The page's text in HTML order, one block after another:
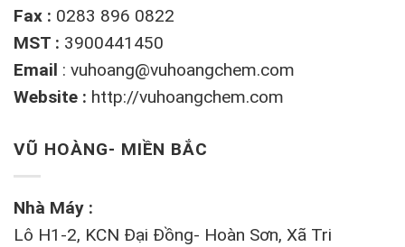
Fax : 0283 896 0822
MST : 3900441450
Email : vuhoang@vuhoangchem.com
Website : http://vuhoangchem.com
VŨ HOÀNG- MIỀN BẮC
Nhà Máy :
Lô H1-2, KCN Đại Đồng- Hoàn Sơn, Xã Tri